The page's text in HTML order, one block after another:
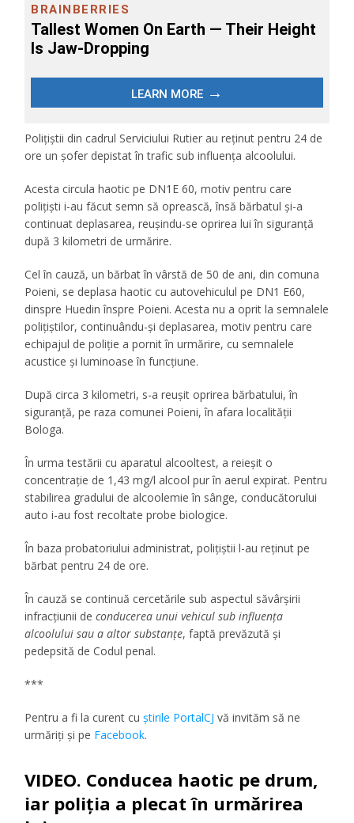
Polițiștii din cadrul Serviciului Rutier au reținut pentru 24 de
ore un șofer depistat în trafic sub influența alcoolului.
Acesta circula haotic pe DN1E 60, motiv pentru care
polițiști i-au făcut semn să oprească, însă bărbatul și-a
continuat deplasarea, reușindu-se oprirea lui în siguranță
după 3 kilometri de urmărire.
Cel în cauză, un bărbat în vârstă de 50 de ani, din comuna
Poieni, se deplasa haotic cu autovehiculul pe DN1 E60,
dinspre Huedin înspre Poieni. Acesta nu a oprit la semnalele
polițiștilor, continuându-și deplasarea, motiv pentru care
echipajul de poliție a pornit în urmărire, cu semnalele
acustice și luminoase în funcțiune.
După circa 3 kilometri, s-a reușit oprirea bărbatului, în
siguranță, pe raza comunei Poieni, în afara localității
Bologa.
În urma testării cu aparatul alcooltest, a reieșit o
concentrație de 1,43 mg/l alcool pur în aerul expirat. Pentru
stabilirea gradului de alcoolemie în sânge, conducătorului
auto i-au fost recoltate probe biologice.
În baza probatoriului administrat, polițiștii l-au reținut pe
bărbat pentru 24 de ore.
În cauză se continuă cercetările sub aspectul săvârşirii
infracţiunii deconducerea unui vehicul sub influența
alcoolului sau a altor substanțe, faptă prevăzută şi
pedepsită de Codul penal.
***
Pentru a fi la curent cuştirile PortalCJ vă invităm să ne
urmăriţi şi pe Facebook.
VIDEO. Conducea haotic pe drum,
iar poliția a plecat în urmărirea